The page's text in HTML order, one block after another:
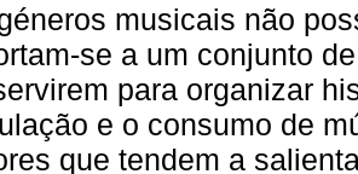
musicais não
se a um conjunto
para organizar
e o consumo de
que tendem a